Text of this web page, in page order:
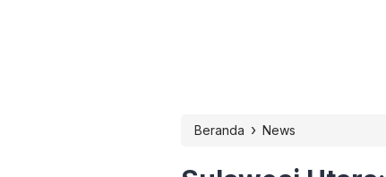
Beranda › News